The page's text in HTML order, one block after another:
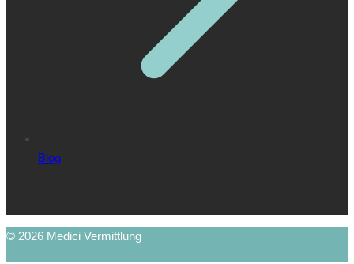
Blog
© 2026 Medici Vermittlung